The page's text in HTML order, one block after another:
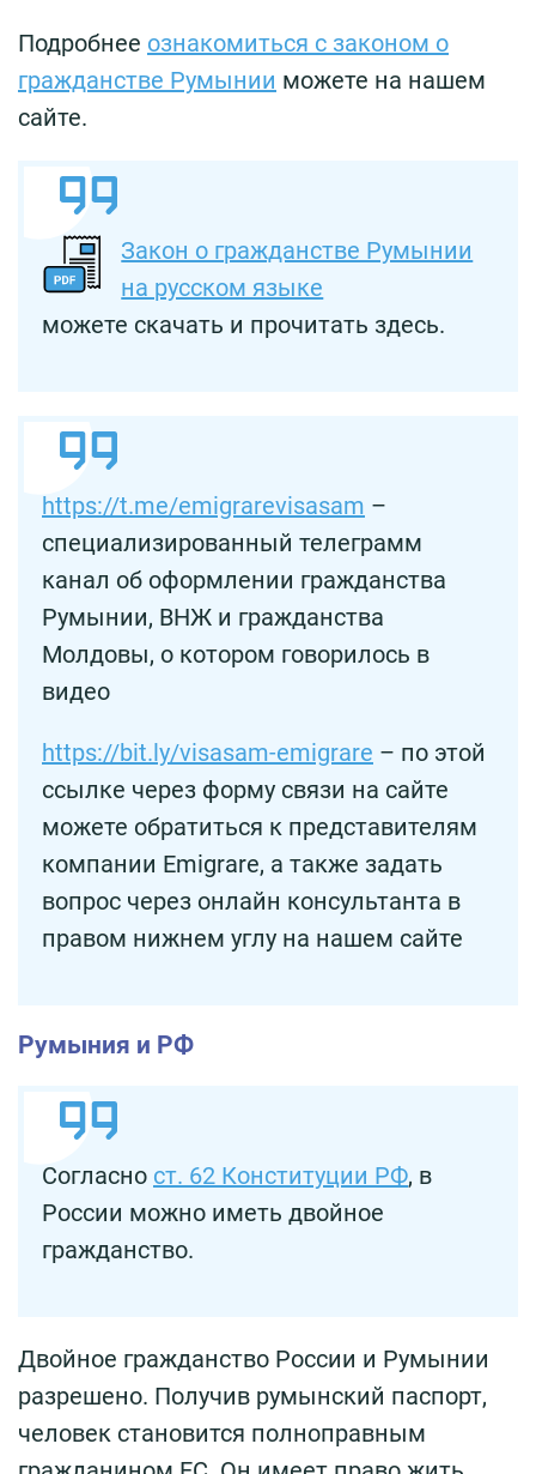
Подробнее ознакомиться с законом о
гражданстве Румынии можете на нашем
сайте.
Закон о гражданстве Румынии
на русском языке
можете скачать и прочитать здесь.
https://t.me/emigrarevisasam –
специализированный телеграмм
канал об оформлении гражданства
Румынии, ВНЖ и гражданства
Молдовы, о котором говорилось в
видео
https://bit.ly/visasam-emigrare – по этой
ссылке через форму связи на сайте
можете обратиться к представителям
компании Emigrare, а также задать
вопрос через онлайн консультанта в
правом нижнем углу на нашем сайте
Румыния и РФ
Согласно ст. 62 Конституции РФ, в
России можно иметь двойное
гражданство.
Двойное гражданство России и Румынии
разрешено. Получив румынский паспорт,
человек становится полноправным